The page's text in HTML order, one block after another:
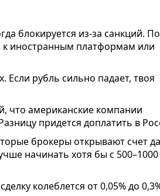
блокируется из-за санкций.
к иностранным платформам или
Если рубль сильно падает, твоя
что американские компании
придется доплатить в
брокеры открывают счет
начинать хотя бы с 500–1000
колеблется от 0,05% до